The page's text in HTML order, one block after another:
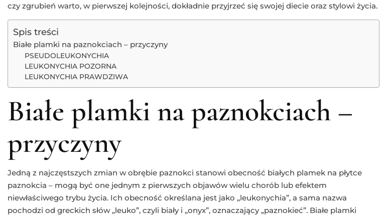
czy zgrubień warto, w pierwszej kolejności, dokładnie przyjrzeć się swojej diecie oraz stylowi życia.
Spis treści
Białe plamki na paznokciach – przyczyny
PSEUDOLEUKONYCHIA
LEUKONYCHIA POZORNA
LEUKONYCHIA PRAWDZIWA
Białe plamki na paznokciach –
przyczyny
Jedną z najczęstszych zmian w obrębie paznokci stanowi obecność białych plamek na płytce
paznokcia – mogą być one jednym z pierwszych objawów wielu chorób lub efektem
niewłaściwego trybu życia. Ich obecność określana jest jako „leukonychia”, a sama nazwa
pochodzi od greckich słów „leuko”, czyli biały i „onyx”, oznaczający „paznokieć”. Białe plamki